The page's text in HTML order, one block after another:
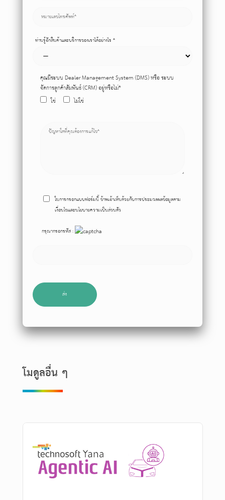
ท่านรู้จักสินค้าและบริการของเราได้อย่างไร *
คุณมีระบบ Dealer Management System (DMS) หรือ ระบบ
จัดการลูกค้าสัมพันธ์ (CRM) อยู่หรือไม่*
ใช่
ไม่ใช่
ในการกรอกแบบฟอร์มนี้ ข้าพเจ้าเห็นด้วยกับการประมวลผลข้อมูลตาม
เงื่อนไขและนโยบายความเป็นส่วนตัว
กรุณากรอกรหัส :
โมดูลอื่น ๆ